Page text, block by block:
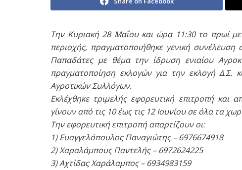
Την Κυριακή 28 Μαΐου και ώρα 11:30 το πρωί
περιοχής, πραγματοποιήθηκε γενική
Παπαδάτες με θέμα την ίδρυση ενιαίου
πραγματοποίηση εκλογών για την εκλογή Δ.Σ.
Αγροτικών Συλλόγων.
Εκλέχθηκε τριμελής εφορευτική επιτροπή
γίνουν από τις 10 έως τις 12 Ιουνίου σε όλα τα
Την εφορευτική επιτροπή απαρτίζουν οι:
1) Ευαγγελόπουλος Παναγιώτης – 6976674918
2) Χαραλάμπους Παντελής – 6972624225
3) Αχτίδας Χαράλαμπος – 6934983159